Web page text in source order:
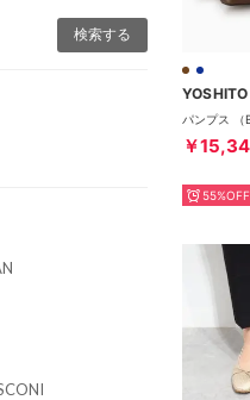
YOSHITO
パンプス （
￥
55%OFF